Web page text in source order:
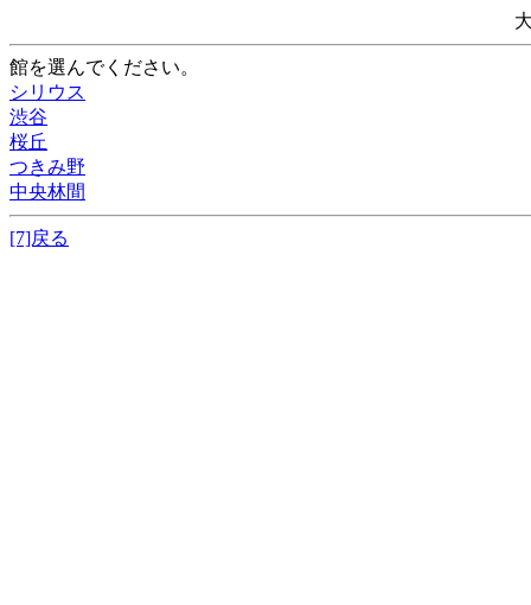
館を選んでください。
シリウス
渋谷
桜丘
つきみ野
中央林間
[7]戻る